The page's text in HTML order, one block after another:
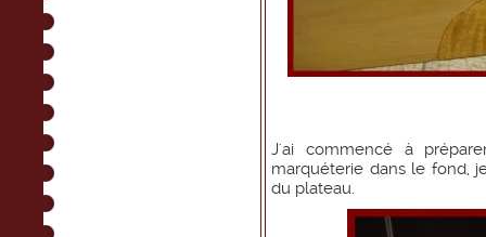
J'ai commencé à
marquéterie dans le fond,
du plateau.